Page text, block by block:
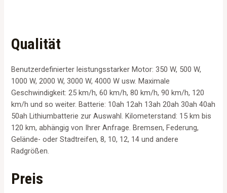
o
fQualität
Benutzerdefinierter leistungsstarker Motor: 350 W, 500 W,
1000 W, 2000 W, 3000 W, 4000 W usw. Maximale
Geschwindigkeit: 25 km/h, 60 km/h, 80 km/h, 90 km/h, 120
km/h und so weiter. Batterie: 10ah 12ah 13ah 20ah 30ah 40ah
50ah Lithiumbatterie zur Auswahl. Kilometerstand: 15 km bis
120 km, abhängig von Ihrer Anfrage. Bremsen, Federung,
Gelände- oder Stadtreifen, 8, 10, 12, 14 und andere
Radgrößen.
Preis